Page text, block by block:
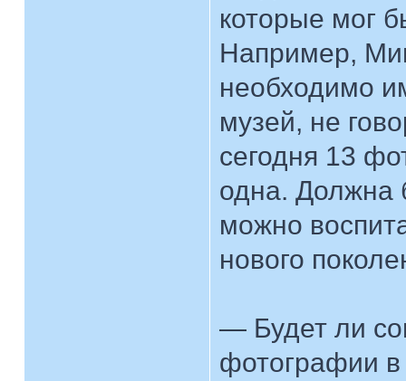
которые мог
Например,
необходимо
музей, не
сегодня 13
одна. Должна
можно
нового
— Будет ли
фотографии в